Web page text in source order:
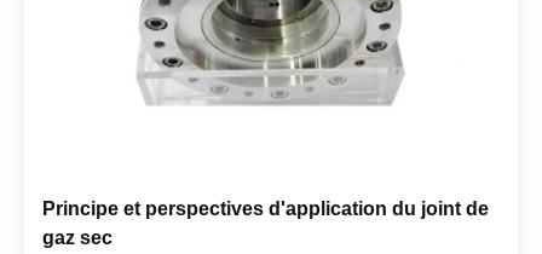
Principe et perspectives d'application du joint de
gaz sec